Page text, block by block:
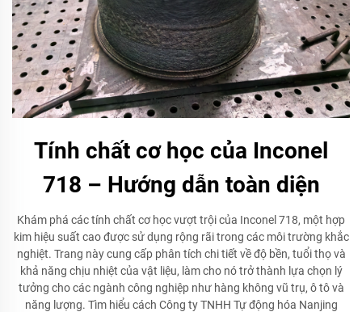
Tính chất cơ học của Inconel
718 – Hướng dẫn toàn diện
Khám phá các tính chất cơ học vượt trội của Inconel 718, một hợp
kim hiệu suất cao được sử dụng rộng rãi trong các môi trường khắc
nghiệt. Trang này cung cấp phân tích chi tiết về độ bền, tuổi thọ và
khả năng chịu nhiệt của vật liệu, làm cho nó trở thành lựa chọn lý
tưởng cho các ngành công nghiệp như hàng không vũ trụ, ô tô và
năng lượng. Tìm hiểu cách Công ty TNHH Tự động hóa Nanjing